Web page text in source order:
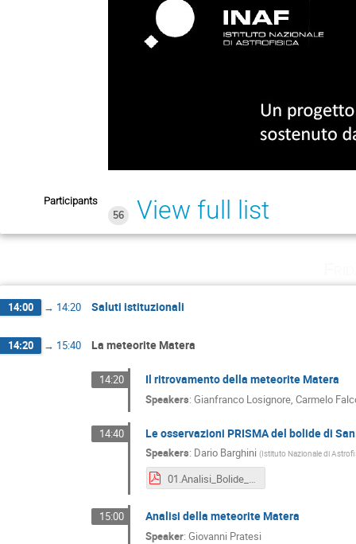
Participants
56
View full list
14:00 → 14:20 Saluti istituzionali
14:20 → 15:40 La meteorite Matera
14:20 Il ritrovamento della meteorite Matera
Speakers:Gianfranco Losignore,Carmelo
14:40 Le osservazioni PRISMA del bolide di
Speakers: Dario Barghini (Istituto Nazionale di
01.Analisi_Bolide_Matera.pdf
15:00 Analisi della meteorite Matera
Speaker:Giovanni Pratesi